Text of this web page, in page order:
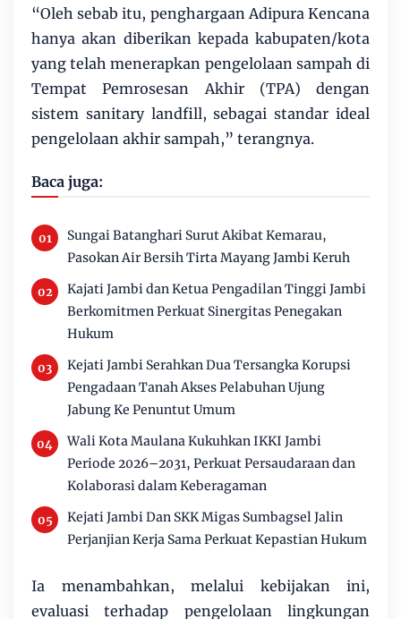
“Oleh sebab itu, penghargaan Adipura Kencana
hanya akan diberikan kepada kabupaten/kota
yang telah menerapkan pengelolaan sampah di
Tempat Pemrosesan Akhir (TPA) dengan
sistem sanitary landfill, sebagai standar ideal
pengelolaan akhir sampah,” terangnya.
Baca juga:
Sungai Batanghari Surut Akibat Kemarau,
Pasokan Air Bersih Tirta Mayang Jambi Keruh
Kajati Jambi dan Ketua Pengadilan Tinggi Jambi
Berkomitmen Perkuat Sinergitas Penegakan
Hukum
Kejati Jambi Serahkan Dua Tersangka Korupsi
Pengadaan Tanah Akses Pelabuhan Ujung
Jabung Ke Penuntut Umum
Wali Kota Maulana Kukuhkan IKKI Jambi
Periode 2026–2031, Perkuat Persaudaraan dan
Kolaborasi dalam Keberagaman
Kejati Jambi Dan SKK Migas Sumbagsel Jalin
Perjanjian Kerja Sama Perkuat Kepastian Hukum
Ia menambahkan, melalui kebijakan ini,
evaluasi terhadap pengelolaan lingkungan